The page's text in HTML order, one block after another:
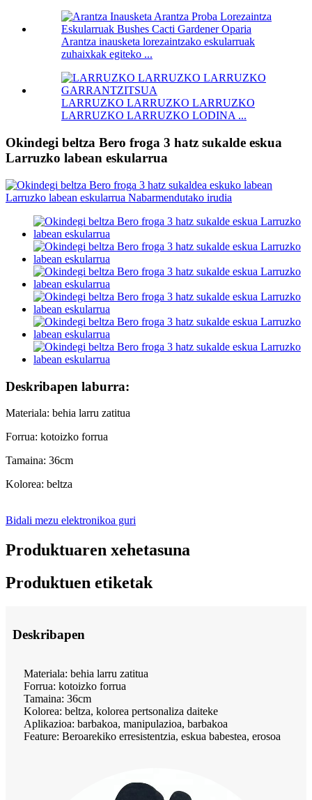
Arantza inausketa lorezaintzako eskularruak
zuhaixkak egiteko ...
LARRUZKO LARRUZKO LARRUZKO
LARRUZKO LARRUZKO LODINA ...
Okindegi beltza Bero froga 3 hatz sukalde eskua
Larruzko labean eskularrua
Deskribapen laburra:
Materiala: behia larru zatitua
Forrua: kotoizko forrua
Tamaina: 36cm
Kolorea: beltza
Bidali mezu elektronikoa guri
Produktuaren xehetasuna
Produktuen etiketak
Deskribapen
Materiala: behia larru zatitua
Forrua: kotoizko forrua
Tamaina: 36cm
Kolorea: beltza, kolorea pertsonaliza daiteke
Aplikazioa: barbakoa, manipulazioa, barbakoa
Feature: Beroarekiko erresistentzia, eskua babestea, erosoa